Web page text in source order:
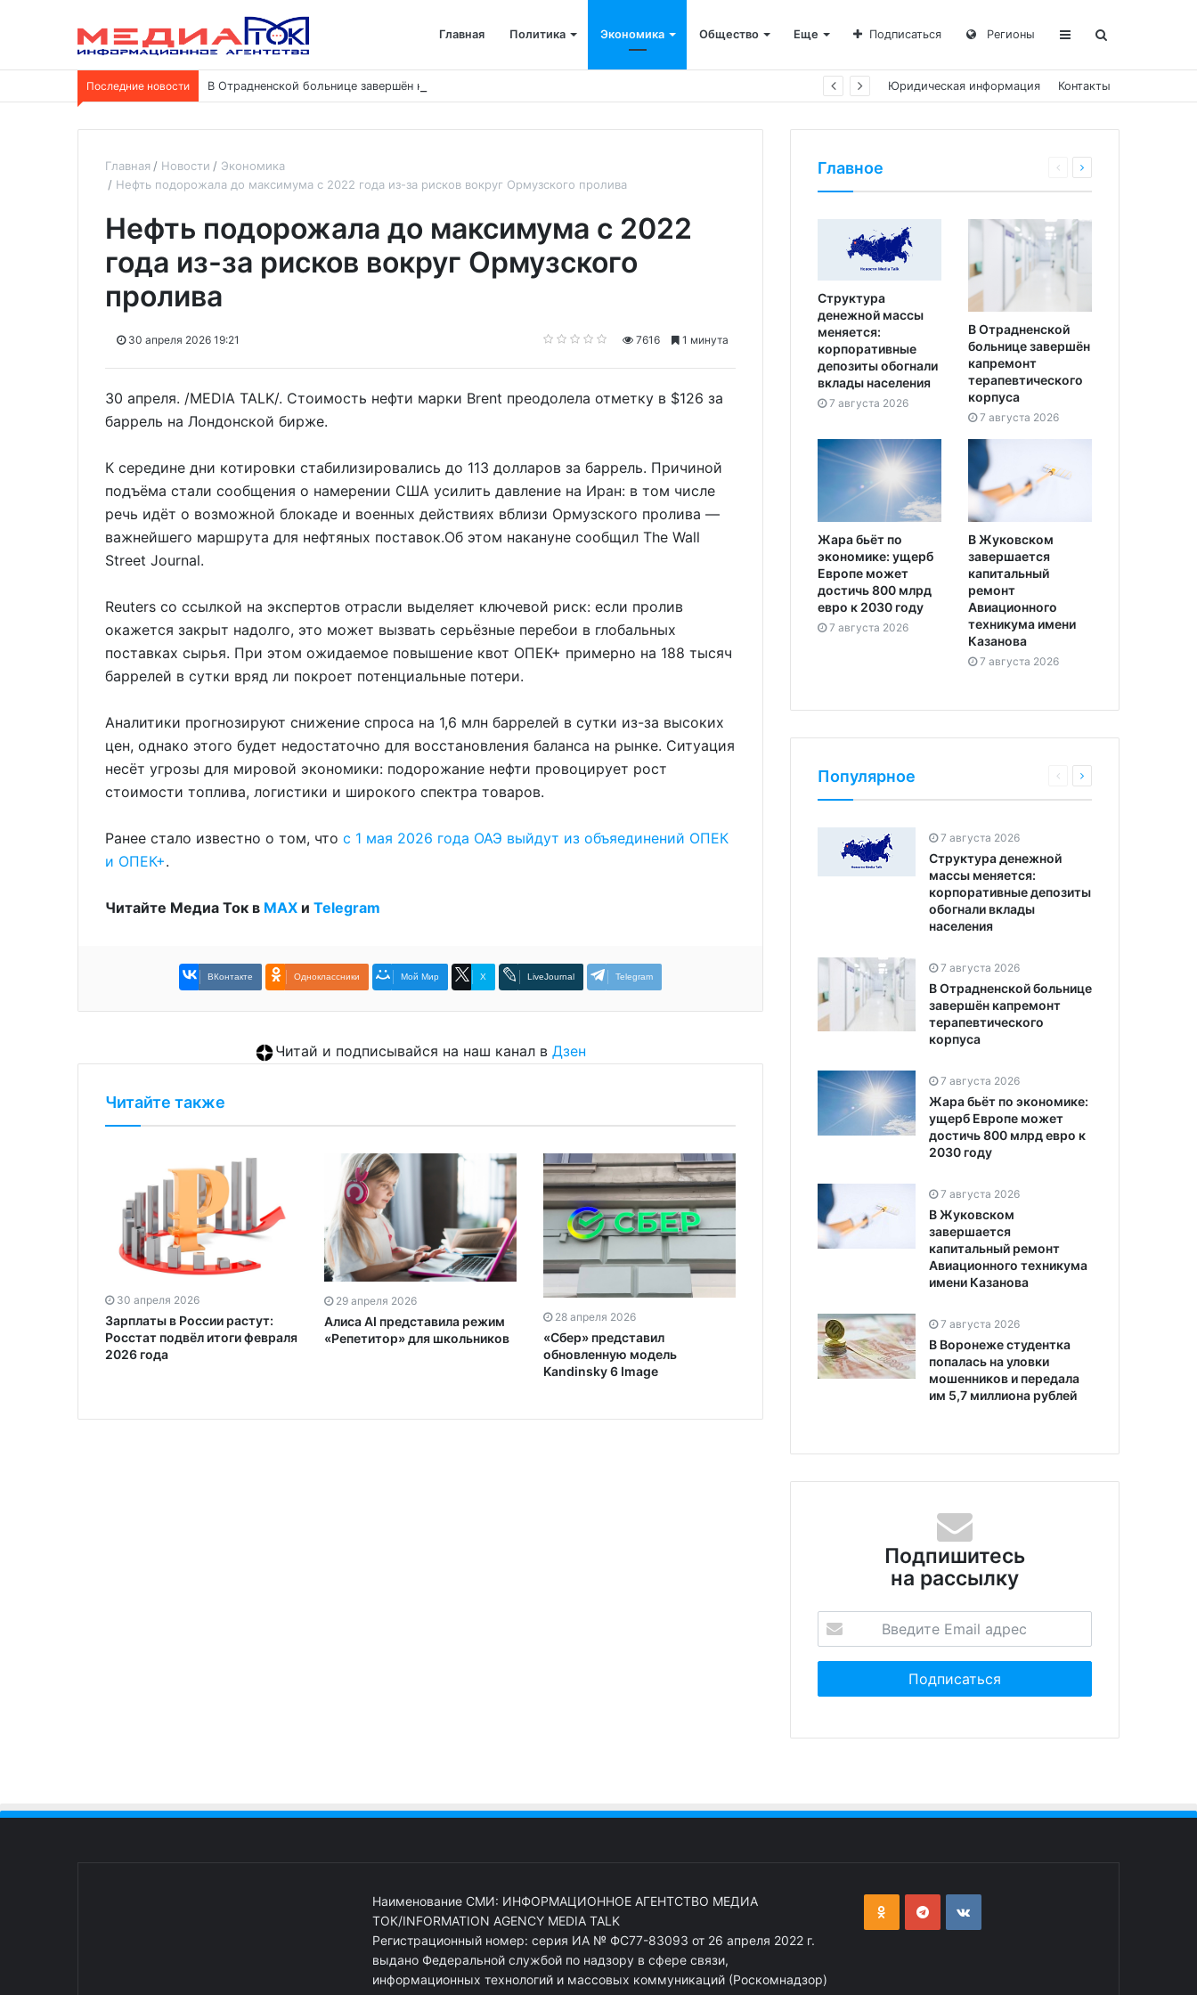
Главная Политика Экономика Общество Еще Подписаться Регионы
Последние новости В Отрадненской больнице завершён капремонт терапевтического корпуса Юридическая информация Контакты
Главная Новости
Экономика
Нефть подорожала до максимума с 2022 года из-за рисков вокруг Ормузского пролива
Нефть подорожала до максимума с 2022
года из-за рисков вокруг Ормузского
пролива
30 апреля 2026 19:21 7616 1 минута
30 апреля. /MEDIA TALK/. Стоимость нефти марки Brent преодолела отметку в $126 за
баррель на Лондонской бирже.
К середине дни котировки стабилизировались до 113 долларов за баррель. Причиной
подъёма стали сообщения о намерении США усилить давление на Иран: в том числе
речь идёт о возможной блокаде и военных действиях вблизи Ормузского пролива —
важнейшего маршрута для нефтяных поставок.Об этом накануне сообщил The Wall
Street Journal.
Reuters со ссылкой на экспертов отрасли выделяет ключевой риск: если пролив
окажется закрыт надолго, это может вызвать серьёзные перебои в глобальных
поставках сырья. При этом ожидаемое повышение квот ОПЕК+ примерно на 188 тысяч
баррелей в сутки вряд ли покроет потенциальные потери.
Аналитики прогнозируют снижение спроса на 1,6 млн баррелей в сутки из-за высоких
цен, однако этого будет недостаточно для восстановления баланса на рынке. Ситуация
несёт угрозы для мировой экономики: подорожание нефти провоцирует рост
стоимости топлива, логистики и широкого спектра товаров.
Ранее стало известно о том, что с 1 мая 2026 года ОАЭ выйдут из объяединений ОПЕК
и ОПЕК+.
Читайте Медиа Ток в МАХ и Telegram
ВКонтакте Одноклассники Мой Мир X LiveJournal Telegram
Читай и подписывайся на наш канал в Дзен
Читайте также
30 апреля 2026
Зарплаты в России растут:
Росстат подвёл итоги февраля
2026 года
29 апреля 2026
Алиса AI представила режим
«Репетитор» для школьников
28 апреля 2026
«Сбер» представил
обновленную модель
Kandinsky 6 Image
Главное
Структура
денежной массы
меняется:
корпоративные
депозиты обогнали
вклады населения
7 августа 2026
В Отрадненской
больнице завершён
капремонт
терапевтического
корпуса
7 августа 2026
Жара бьёт по
экономике: ущерб
Европе может
достичь 800 млрд
евро к 2030 году
7 августа 2026
В Жуковском
завершается
капитальный
ремонт
Авиационного
техникума имени
Казанова
7 августа 2026
Популярное
7 августа 2026
Структура денежной
массы меняется:
корпоративные депозиты
обогнали вклады
населения
7 августа 2026
В Отрадненской больнице
завершён капремонт
терапевтического
корпуса
7 августа 2026
Жара бьёт по экономике:
ущерб Европе может
достичь 800 млрд евро к
2030 году
7 августа 2026
В Жуковском
завершается
капитальный ремонт
Авиационного техникума
имени Казанова
7 августа 2026
В Воронеже студентка
попалась на уловки
мошенников и передала
им 5,7 миллиона рублей
Подпишитесь
на рассылку
Наименование СМИ: ИНФОРМАЦИОННОЕ АГЕНТСТВО МЕДИА
ТОК/INFORMATION AGENCY MEDIA TALK
Регистрационный номер: серия ИА № ФС77-83093 от 26 апреля 2022 г.
выдано Федеральной службой по надзору в сфере связи,
информационных технологий и массовых коммуникаций (Роскомнадзор)